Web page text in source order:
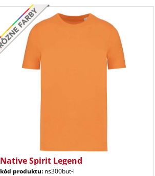
Native Spirit Legend
kód produktu: ns300but-l